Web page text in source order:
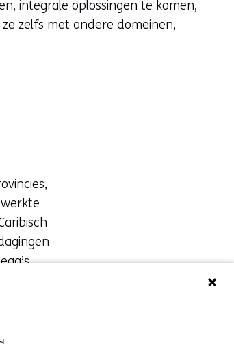
integrale oplossingen te komen,
zelfs met andere domeinen,